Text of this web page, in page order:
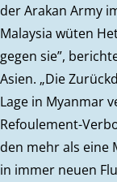
der Arakan Army
Malaysia wüten
gegen sie”,
Asien. „Die
Lage in Myanmar
Refoulement-
den mehr als eine
in immer neuen